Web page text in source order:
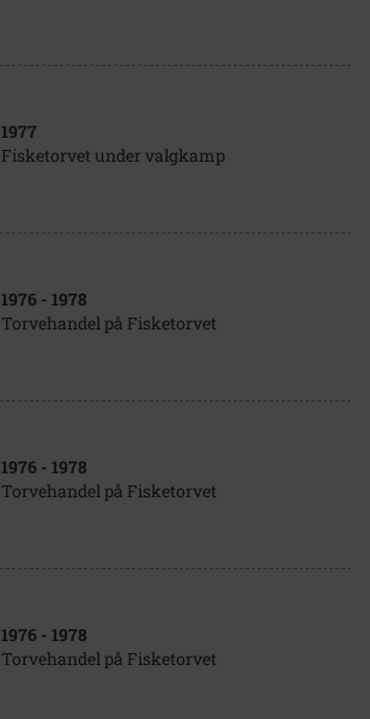
1977
Fisketorvet under valgkamp
1976 - 1978
Torvehandel på Fisketorvet
1976 - 1978
Torvehandel på Fisketorvet
1976 - 1978
Torvehandel på Fisketorvet